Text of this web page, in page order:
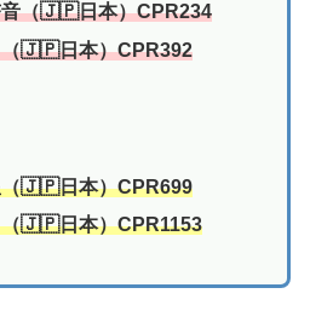
音（🇯🇵日本）CPR234
（🇯🇵日本）CPR392
（🇯🇵日本）CPR699
（🇯🇵日本）CPR1153